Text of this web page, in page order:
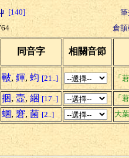
[140]
倉
同音字 相關音節
皸, 鍕, 蚐 [21..] 「
捆, 壼, 綑 [17..] 「
蜠, 窘, 菌 [2..]
大